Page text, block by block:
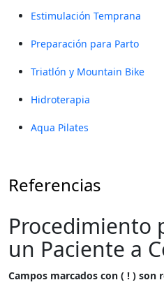
Estimulación Temprana
Preparación para Parto
Triatlón y Mountain Bike
Hidroterapia
Aqua Pilates
Referencias
Procedimiento
un Paciente a
Campos marcados con ( ! ) son